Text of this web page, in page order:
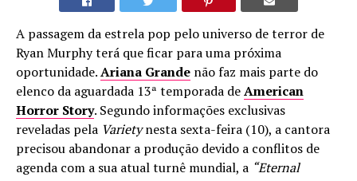
A passagem da estrela pop pelo universo de terror de
Ryan Murphy terá que ficar para uma próxima
oportunidade.Ariana Grande não faz mais parte do
elenco da aguardada 13ª temporada deAmerican
Horror Story. Segundo informações exclusivas
reveladas pela Varietynesta sexta-feira (10), a cantora
precisou abandonar a produção devido a conflitos de
agenda com a sua atual turnê mundial, a “Eternal